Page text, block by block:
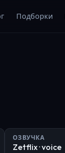
Подборки
ОЗВУЧКА
Zetflix· voice